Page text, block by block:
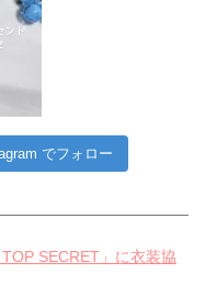
でフォロー
SECRET」に衣装協